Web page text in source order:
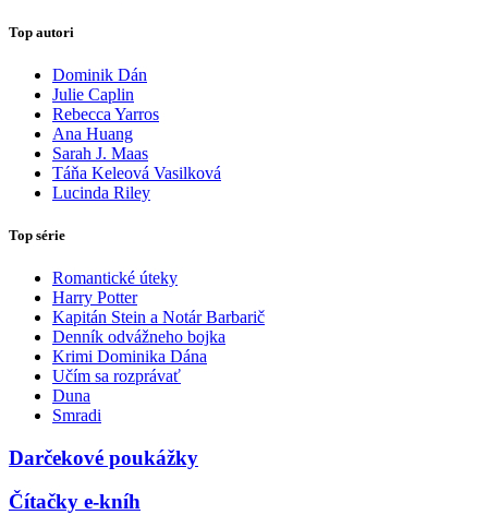
Top autori
Dominik Dán
Julie Caplin
Rebecca Yarros
Ana Huang
Sarah J. Maas
Táňa Keleová Vasilková
Lucinda Riley
Top série
Romantické úteky
Harry Potter
Kapitán Stein a Notár Barbarič
Denník odvážneho bojka
Krimi Dominika Dána
Učím sa rozprávať
Duna
Smradi
Darčekové poukážky
Čítačky e-kníh